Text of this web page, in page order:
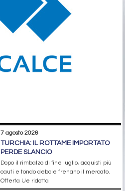
7 agosto 2026
TURCHIA: IL ROTTAME IMPORTATO
PERDE SLANCIO
Dopo il rimbalzo di fine luglio, acquisti più
cauti e tondo debole frenano il mercato.
Offerta Ue ridotta